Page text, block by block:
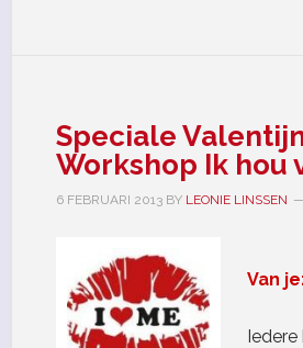
Speciale
Workshop Ik hou
6 FEBRUARI 2013BY LEONIE LINSSEN
Van
Iedere